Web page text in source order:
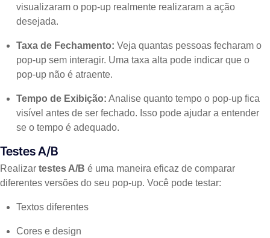
visualizaram o pop-up realmente realizaram a ação
desejada.
Taxa de Fechamento: Veja quantas pessoas fecharam o
pop-up sem interagir. Uma taxa alta pode indicar que o
pop-up não é atraente.
Tempo de Exibição: Analise quanto tempo o pop-up fica
visível antes de ser fechado. Isso pode ajudar a entender
se o tempo é adequado.
Testes A/B
Realizar testes A/B é uma maneira eficaz de comparar
diferentes versões do seu pop-up. Você pode testar:
Textos diferentes
Cores e design